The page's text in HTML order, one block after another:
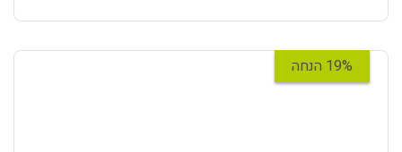
19% הנחה